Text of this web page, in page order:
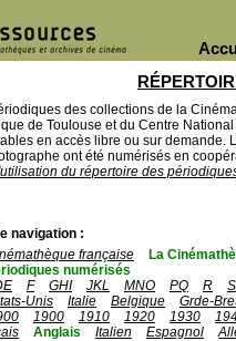
des collections de la
de Toulouse et du Centre
en accès libre ou sur demande.
ont été numérisés en
du répertoire des
navigation :
française La
numérisés
F GHI JKL MNO PQ R S
Unis Italie Belgique Grde-
1900 1910 1920 1930
Anglais Italien Espagnol